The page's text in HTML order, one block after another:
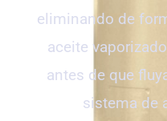
eliminando de
aceite
antes de que
sistema de